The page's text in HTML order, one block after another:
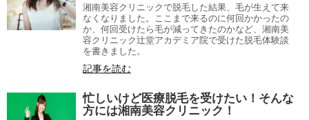
湘南美容クリニックで脱毛した結果、毛が生えて来
なくなりました。ここまで来るのに何回かかったの
か、何回受けたら毛が減ってきたのかなど、湘南美
容クリニック辻堂アカデミア院で受けた脱毛体験談
を書きました。
記事を読む
忙しいけど医療脱毛を受けたい！そんな
方には湘南美容クリニック！